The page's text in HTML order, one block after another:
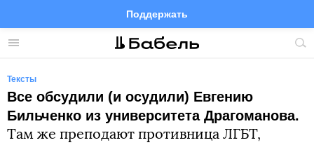
Меню
Поддержать
FacebookTelegramTwitter
Тексты
Все обсудили (и осудили) Евгению
Бильченко из университета Драгоманова.
Там же преподают противница ЛГБТ,